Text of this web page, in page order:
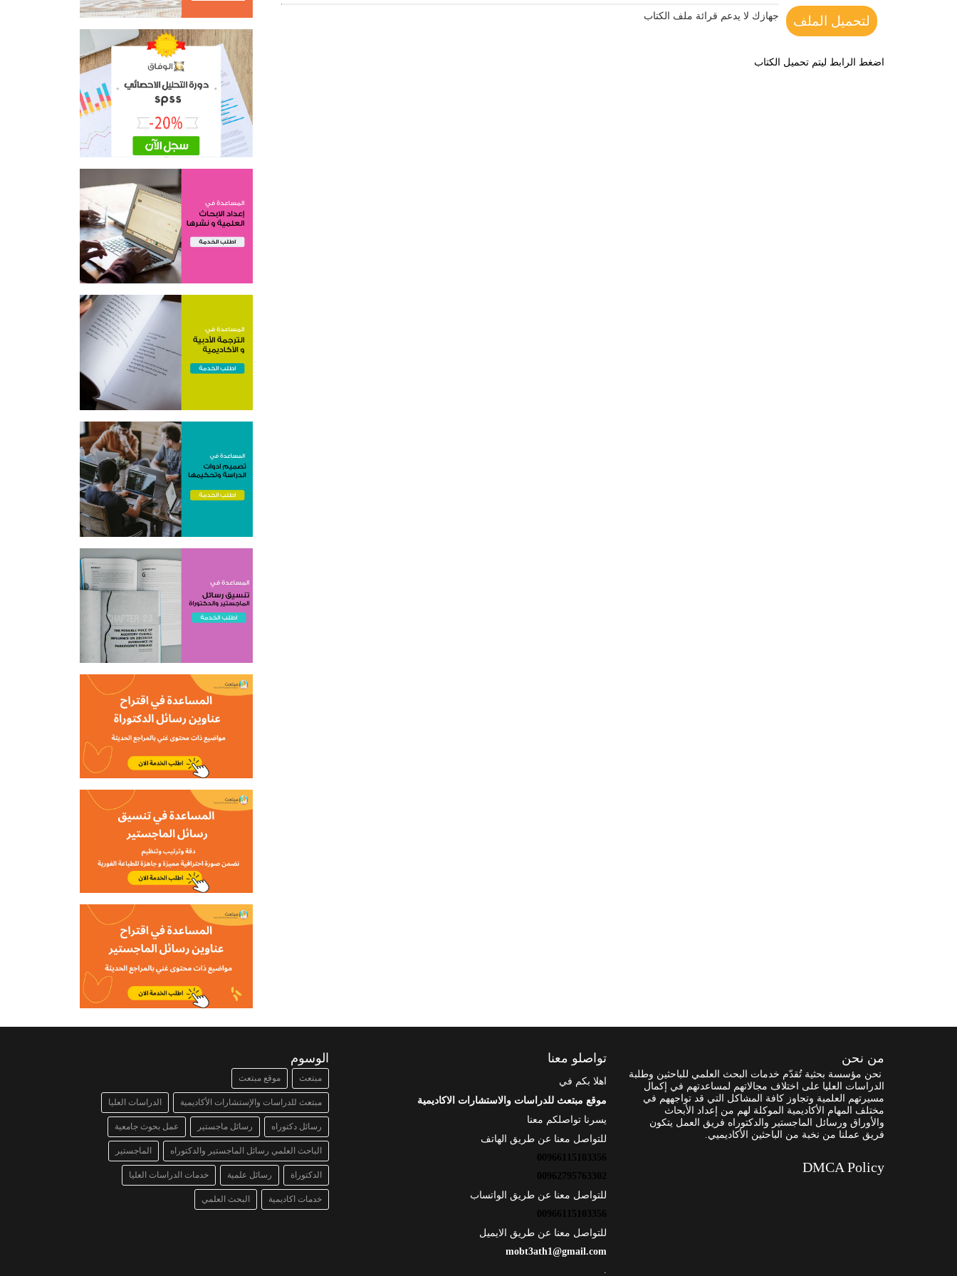
لتحميل الملف جهازك لا يدعم قرائة ملف الكتاب
اضغط الرابط ليتم تحميل الكتاب
من نحن
نحن مؤسسة بحثية تُقدّم خدمات البحث العلمي للباحثين وطلبة
الدراسات العليا على اختلاف مجالاتهم لمساعدتهم في إكمال
مسيرتهم العلمية وتجاوز كافة المشاكل التي قد تواجههم في
مختلف المهام الأكاديمية الموكلة لهم من إعداد الأبحاث
والأوراق ورسائل الماجستير والدكتوراه فريق العمل يتكون
فريق عملنا من نخبة من الباحثين الأكاديميي.
DMCA Policy
تواصلو معنا
اهلا بكم في
موقع مبتعث للدراسات والاستشارات الاكاديمية
يسرنا تواصلكم معنا
للتواصل معنا عن طريق الهاتف
00966115103356
00962795763302
للتواصل معنا عن طريق الواتساب
00966115103356
للتواصل معنا عن طريق الايميل
mobt3ath1@gmail.com
الوسوم
مبتعث موقع مبتعث
مبتعث للدراسات والإستشارات الأكاديمية الدراسات العليا
رسائل دكتوراه رسائل ماجستير عمل بحوث جامعية
الباحث العلمي رسائل الماجستير والدكتوراه الماجستير
الدكتوراة رسائل علمية خدمات الدراسات العليا
خدمات اكاديمية البحث العلمي